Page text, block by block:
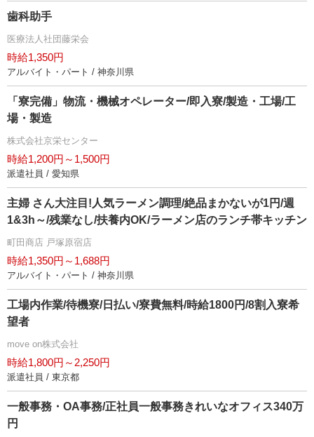
歯科助手
医療法人社団藤栄会
時給1,350円
アルバイト・パート / 神奈川県
「寮完備」物流・機械オペレーター/即入寮/製造・工場/工
場・製造
株式会社京栄センター
時給1,200円～1,500円
派遣社員 / 愛知県
主婦 さん大注目!人気ラーメン調理/絶品まかないが1円/週
1&3h～/残業なし/扶養内OK/ラーメン店のランチ帯キッチン
町田商店 戸塚原宿店
時給1,350円～1,688円
アルバイト・パート / 神奈川県
工場内作業/待機寮/日払い/寮費無料/時給1800円/8割入寮希
望者
move on株式会社
時給1,800円～2,250円
派遣社員 / 東京都
一般事務・OA事務/正社員一般事務きれいなオフィス340万
円